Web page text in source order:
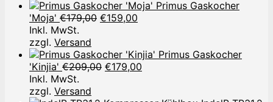
Primus Gaskocher
'Moja' €179,00 Ursprünglicher
€179,00
€159,00
€159,00.
Inkl. MwSt.
zzgl. Versand
Primus Gaskocher
'Kinjia' €209,00 Ursprünglicher
€179,00
Inkl. MwSt.
zzgl. Versand